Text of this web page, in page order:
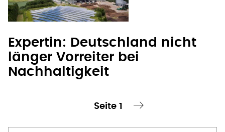
Expertin: Deutschland nicht
länger Vorreiter bei
Nachhaltigkeit
Seite 1
Seite nächste Seite ›